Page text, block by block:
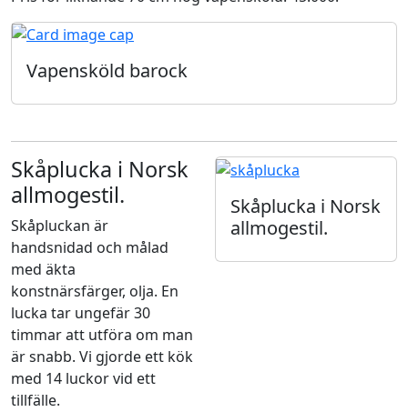
Vapensköld barock
Skåplucka i Norsk
allmogestil.
Skåpluckan är
handsnidad och målad
med äkta
konstnärsfärger, olja. En
lucka tar ungefär 30
timmar att utföra om man
är snabb. Vi gjorde ett kök
med 14 luckor vid ett
tillfälle.
Skåplucka i Norsk
allmogestil.